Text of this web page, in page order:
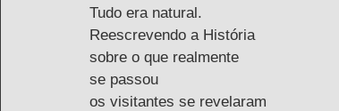
Tudo era natural.
Reescrevendo a História
sobre o que realmente
se passou
os visitantes se revelaram